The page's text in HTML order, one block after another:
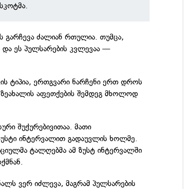
გარჩევა ძალიან რთულია. თუმცა,
და ეს პულსარების კვლევაა —
ტიპია, ერთგვარი ნარჩენი ერთ დროს
აფეთქების შემდეგ მხოლოდ
შუქურებივითაა. მათი
ინტერვალით გადაუვლის ხოლმე.
ტალღებმა ამ ზუსტ ინტერვალში
ვერ იძლევა, მაგრამ პულსარების